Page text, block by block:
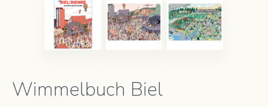
Wimmelbuch Biel